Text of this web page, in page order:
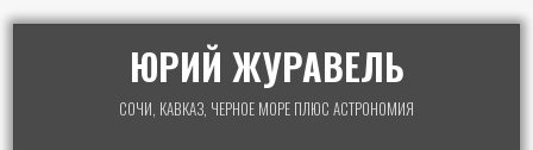
ЮРИЙ ЖУРАВЕЛЬ
СОЧИ, КАВКАЗ, ЧЕРНОЕ МОРЕ ПЛЮС АСТРОНОМИЯ